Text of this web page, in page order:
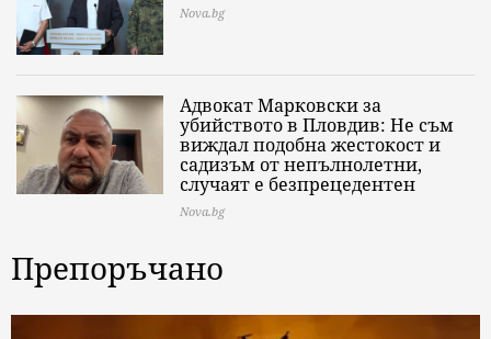
Nova.bg
Адвокат Марковски за
убийството в Пловдив: Не съм
виждал подобна жестокост и
садизъм от непълнолетни,
случаят е безпрецедентен
Nova.bg
Препоръчано